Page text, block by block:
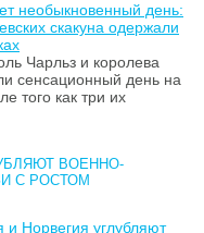
необыкновенный день:
скакуна одержали
Чарльз и королева
сенсационный день на
того как три их
ВОЕННО-
С РОСТОМ
и Норвегия углубляют